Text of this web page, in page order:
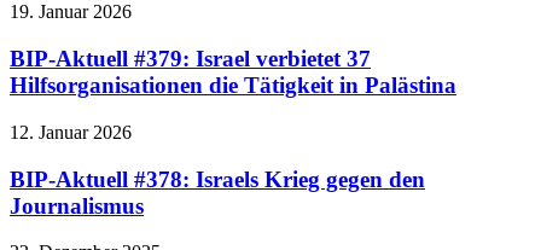
19. Januar 2026
BIP-Aktuell #379: Israel verbietet 37
Hilfsorganisationen die Tätigkeit in Palästina
12. Januar 2026
BIP-Aktuell #378: Israels Krieg gegen den
Journalismus